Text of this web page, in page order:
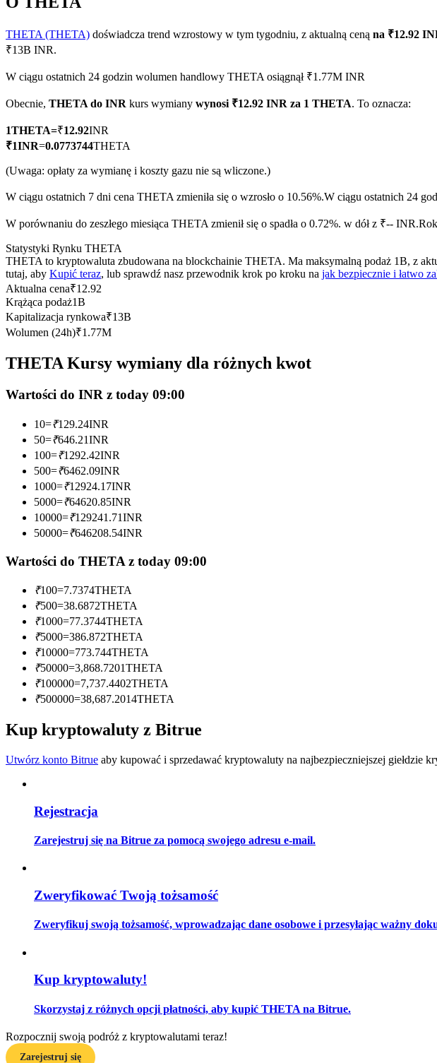
TradFi
Kontrakty terminowe na USDC
Kontrakty futures wykorzystujące USDC jako zabezpieczenie
Kopiowanie Transakcji
Dołącz do najlepszych traderów
Zostań traderem kopiującym
Ciesz się podziałem zysków i prowizjami z kopiowania transakcji
Informacja
Analiza Big Data, w tym informacje handlowe itp.
Przewodnik
Przewodnik dla początkujących dotyczący kontraktów futures
THETA (THETA) doświadcza trend wzrostowy w tym tygodniu, z aktualną ceną na ₹12.92
₹13B INR.
W ciągu ostatnich 24 godzin wolumen handlowy THETA osiągnął ₹1.77M INR
Obecnie, THETA do INR kurs wymiany wynosi ₹12.92 INR za 1 THETA. To oznacza:
1THETA=₹12.92INR
₹1INR=0.0773744THETA
(Uwaga: opłaty za wymianę i koszty gazu nie są wliczone.)
W ciągu ostatnich 7 dni cena THETA zmieniła się o wzrosło o 10.56%.W ciągu ostatnich 24
W porównaniu do zeszłego miesiąca THETA zmienił się o spadła o 0.72%. w dół z ₹-- INR.
Statystyki Rynku THETA
THETA to kryptowaluta zbudowana na blockchainie THETA. Ma maksymalną podaż 1B, z
tutaj, aby Kupić teraz, lub sprawdź nasz przewodnik krok po kroku na jak bezpiecznie i łatwo
Aktualna cena₹12.92
Krążąca podaż1B
Kapitalizacja rynkowa₹13B
Wolumen (24h)₹1.77M
THETA Kursy wymiany dla różnych kwot
Wartości do INR z today 09:00
10=₹129.24INR
50=₹646.21INR
100=₹1292.42INR
500=₹6462.09INR
1000=₹12924.17INR
5000=₹64620.85INR
10000=₹129241.71INR
50000=₹646208.54INR
Wartości do THETA z today 09:00
₹100=7.7374THETA
₹500=38.6872THETA
₹1000=77.3744THETA
₹5000=386.872THETA
₹10000=773.744THETA
₹50000=3,868.7201THETA
₹100000=7,737.4402THETA
₹500000=38,687.2014THETA
Kup kryptowaluty z Bitrue
Utwórz konto Bitrue aby kupować i sprzedawać kryptowaluty na najbezpieczniejszej giełdzie
Rejestracja
Zarejestruj się na Bitrue za pomocą swojego adresu e-mail.
Zweryfikować Twoją tożsamość
Zweryfikuj swoją tożsamość, wprowadzając dane osobowe i przesyłając ważny
Kup kryptowaluty!
Skorzystaj z różnych opcji płatności, aby kupić THETA na Bitrue.
Rozpocznij swoją podróż z kryptowalutami teraz!
Zarejestruj się